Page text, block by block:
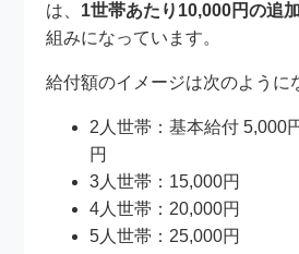
は、 1世帯あたり10,000円の追
組みになっています。
給付額のイメージは次のように
2人世帯：基本給付 5,000
円
3人世帯：15,000円
4人世帯：20,000円
5人世帯：25,000円